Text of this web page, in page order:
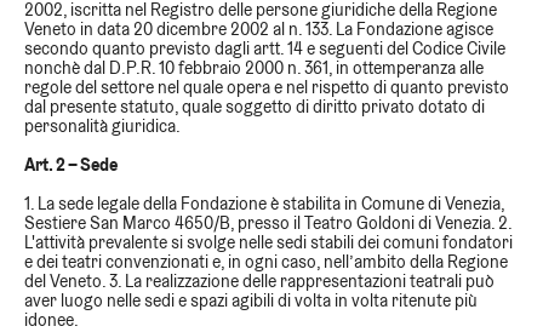
2002, iscritta nel Registro delle persone giuridiche della Regione
Veneto in data 20 dicembre 2002 al n. 133. La Fondazione agisce
secondo quanto previsto dagli artt. 14 e seguenti del Codice Civile
nonchè dal D.P.R. 10 febbraio 2000 n. 361, in ottemperanza alle
regole del settore nel quale opera e nel rispetto di quanto previsto
dal presente statuto, quale soggetto di diritto privato dotato di
personalità giuridica.
Art. 2 – Sede
1. La sede legale della Fondazione è stabilita in Comune di Venezia,
Sestiere San Marco 4650/B, presso il Teatro Goldoni di Venezia. 2.
L'attività prevalente si svolge nelle sedi stabili dei comuni fondatori
e dei teatri convenzionati e, in ogni caso, nell’ambito della Regione
del Veneto. 3. La realizzazione delle rappresentazioni teatrali può
aver luogo nelle sedi e spazi agibili di volta in volta ritenute più
idonee.